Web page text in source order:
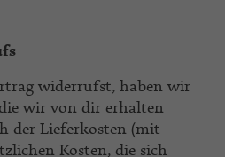
widerrufst, haben wir
wir von dir erhalten
der Lieferkosten (mit
Kosten, die sich